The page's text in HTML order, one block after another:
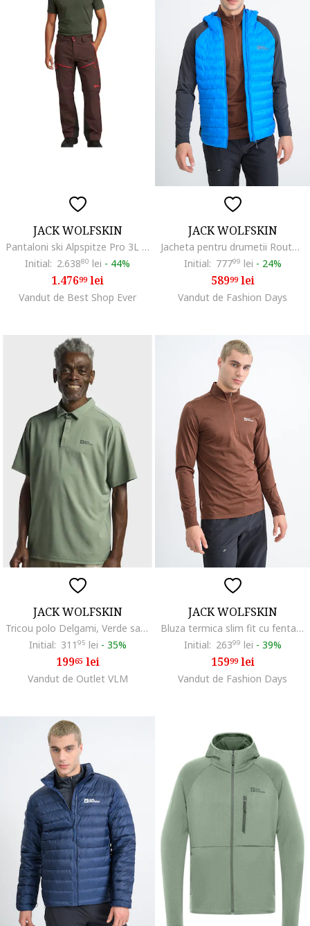
JACK WOLFSKIN
Pantaloni ski Alpspitze Pro 3L RECCO
Initial: 2.63880 lei - 44%
1.47699lei
Vandut de Best Shop Ever
JACK WOLFSKIN
Jacheta pentru drumetii Routeburn Pro Hybrid, Albastru royal
Initial: 77799 lei - 24%
58999lei
Vandut de Fashion Days
JACK WOLFSKIN
Tricou polo Delgami, Verde salvie
Initial: 311 95 lei - 35%
19965lei
Vandut de Outlet VLM
JACK WOLFSKIN
Bluza termica slim fit cu fenta cu fermoar pentru ski, Maro inchis/Negru
Initial: 26399 lei - 39%
15999lei
Vandut de Fashion Days